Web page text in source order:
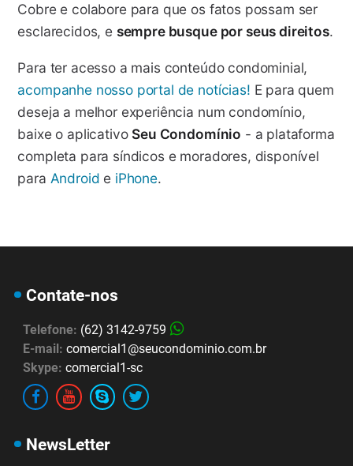
Cobre e colabore para que os fatos possam ser
esclarecidos, e sempre busque por seus direitos.
Para ter acesso a mais conteúdo condominial,
acompanhe nosso portal de notícias! E para quem
deseja a melhor experiência num condomínio,
baixe o aplicativo Seu Condomínio - a plataforma
completa para síndicos e moradores, disponível
para Android e iPhone.
Contate-nos
Telefone: (62) 3142-9759
E-mail: comercial1@seucondominio.com.br
Skype: comercial1-sc
NewsLetter